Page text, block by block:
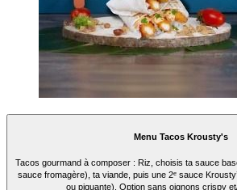
Menu Tacos Krousty's
Tacos gourmand à composer : Riz, choisis ta sauce
sauce fromagère), ta viande, puis une 2ᵉ sauce
ou piquante). Option sans oignons crispy